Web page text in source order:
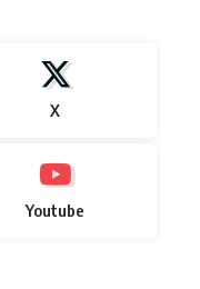
X
Youtube